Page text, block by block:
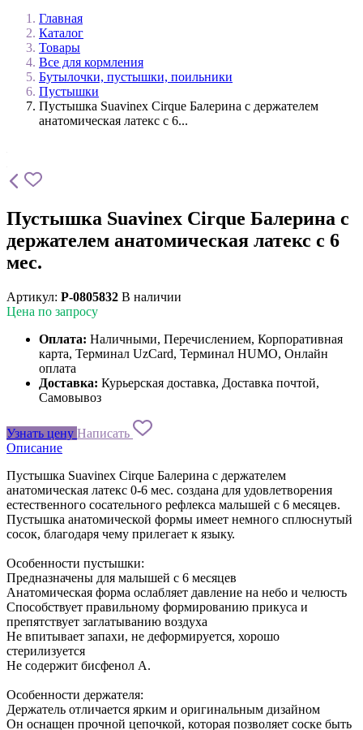
Главная
Каталог
Товары
Все для кормления
Бутылочки, пустышки, поильники
Пустышки
Пустышка Suavinex Cirque Балерина с держателем
анатомическая латекс с 6...
Пустышка Suavinex Cirque Балерина с
держателем анатомическая латекс с 6
мес.
Артикул: P-0805832 В наличии
Цена по запросу
Оплата: Наличными, Перечислением, Корпоративная
карта, Терминал UzCard, Терминал HUMO, Онлайн
оплата
Доставка: Курьерская доставка, Доставка почтой,
Самовывоз
Узнать цену Написать
Описание
Пустышка Suavinex Cirque Балерина с держателем
анатомическая латекс 0-6 мес. создана для удовлетворения
естественного сосательного рефлекса малышей с 6 месяцев.
Пустышка анатомической формы имеет немного сплюснутый
сосок, благодаря чему прилегает к языку.
Особенности пустышки:
Предназначены для малышей с 6 месяцев
Анатомическая форма ослабляет давление на небо и челюсть
Способствует правильному формированию прикуса и
препятствует заглатыванию воздуха
Не впитывает запахи, не деформируется, хорошо
стерилизуется
Не содержит бисфенол А.
Особенности держателя:
Держатель отличается ярким и оригинальным дизайном
Он оснащен прочной цепочкой, которая позволяет соске быть